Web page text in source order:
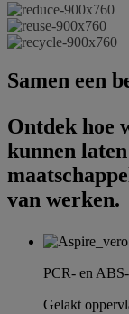
Samen een
Ontdek hoe
kunnen
van werken.
PCR- en
Gelakt